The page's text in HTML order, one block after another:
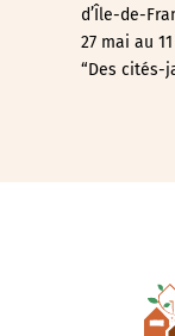
d’Île-de-
27 mai au
“Des cités-